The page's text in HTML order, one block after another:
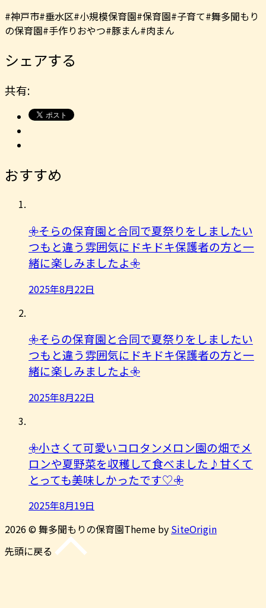
#神戸市#垂水区#小規模保育園#保育園#子育て#舞多聞もり
の保育園#手作りおやつ#豚まん#肉まん
シェアする
共有:
おすすめ
𖧷そらの保育園と合同で夏祭りをしましたい
つもと違う雰囲気にドキドキ保護者の方と一
緒に楽しみましたよ︎𖧷
2025年8月22日
𖧷そらの保育園と合同で夏祭りをしましたい
つもと違う雰囲気にドキドキ保護者の方と一
緒に楽しみましたよ︎𖧷
2025年8月22日
𖧷小さくて可愛いコロタンメロン園の畑でメ
ロンや夏野菜を収穫して食べました♪甘くて
とっても美味しかったです♡𖧷
2025年8月19日
2026 © 舞多聞もりの保育園Theme by SiteOrigin
先頭に戻る